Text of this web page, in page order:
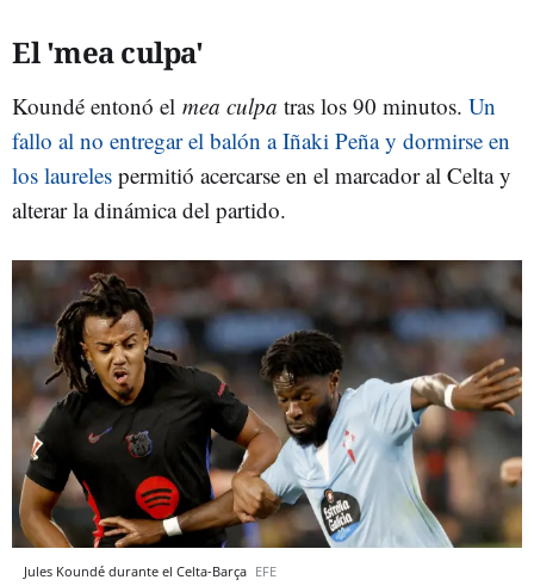
El 'mea culpa'
Koundé entonó el mea culpa tras los 90 minutos. Un
fallo al no entregar el balón a Iñaki Peña y dormirse en
los laureles permitió acercarse en el marcador al Celta y
alterar la dinámica del partido.
Jules Koundé durante el Celta-Barça EFE